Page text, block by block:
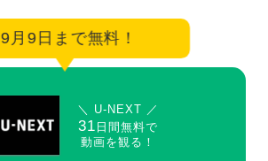
9月9日まで無料！
＼ U-NEXT ／
31 日間無料で
動画を観る！